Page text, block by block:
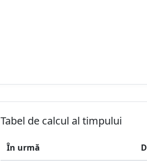
Tabel de calcul al timpului
În urmă